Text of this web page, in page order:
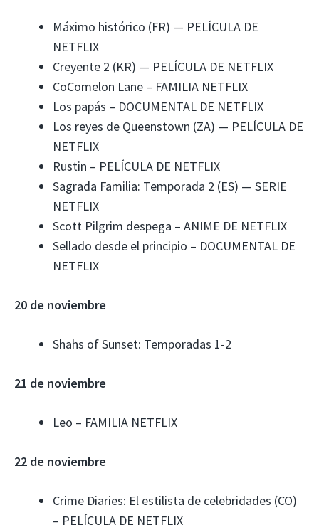
Máximo histórico (FR) — PELÍCULA DE
NETFLIX
Creyente 2 (KR) — PELÍCULA DE NETFLIX
CoComelon Lane – FAMILIA NETFLIX
Los papás – DOCUMENTAL DE NETFLIX
Los reyes de Queenstown (ZA) — PELÍCULA DE
NETFLIX
Rustin – PELÍCULA DE NETFLIX
Sagrada Familia: Temporada 2 (ES) — SERIE
NETFLIX
Scott Pilgrim despega – ANIME DE NETFLIX
Sellado desde el principio – DOCUMENTAL DE
NETFLIX
20 de noviembre
Shahs of Sunset: Temporadas 1-2
21 de noviembre
Leo – FAMILIA NETFLIX
22 de noviembre
Crime Diaries: El estilista de celebridades (CO)
– PELÍCULA DE NETFLIX